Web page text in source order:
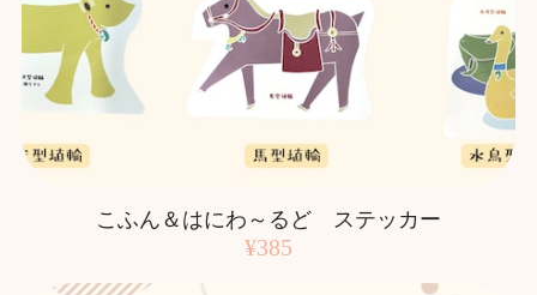
こふん＆はにわ～るど ステッカー
¥385